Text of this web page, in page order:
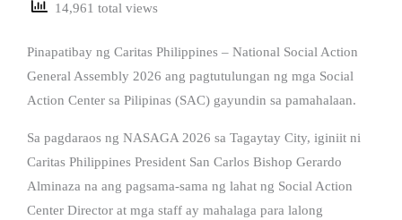
14,961 total views
Pinapatibay ng Caritas Philippines – National Social Action
General Assembly 2026 ang pagtutulungan ng mga Social
Action Center sa Pilipinas (SAC) gayundin sa pamahalaan.
Sa pagdaraos ng NASAGA 2026 sa Tagaytay City, iginiit ni
Caritas Philippines President San Carlos Bishop Gerardo
Alminaza na ang pagsama-sama ng lahat ng Social Action
Center Director at mga staff ay mahalaga para lalong